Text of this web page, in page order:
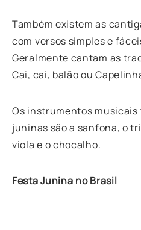
Também existem as
com versos simples e
Geralmente cantam as
Cai, cai, balão ou
Os instrumentos
juninas são a sanfona, o
viola e o chocalho.
Festa Junina no Brasil